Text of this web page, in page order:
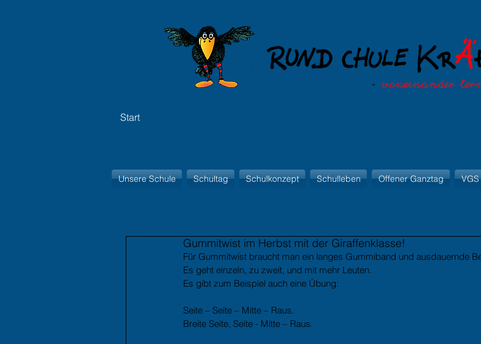
Start
Unsere Schule Schultag Schulkonzept Schulleben Offener Ganztag
Gummitwist im Herbst mit der Giraffenklasse!
Für Gummitwist braucht man ein langes Gummiband und ausdauernde
Es geht einzeln, zu zweit, und mit mehr Leuten.
Es gibt zum Beispiel auch eine Übung:
Seite – Seite – Mitte – Raus.
Breite Seite, Seite - Mitte – Raus.